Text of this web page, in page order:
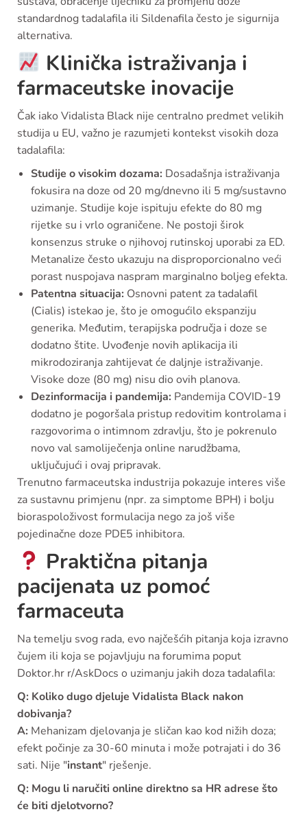
standardnog tadalafila ili Sildenafila često je sigurnija
alternativa.
Klinička istraživanja i
farmaceutske inovacije
Čak iako Vidalista Black nije centralno predmet velikih
studija u EU, važno je razumjeti kontekst visokih doza
tadalafila:
Studije o visokim dozama: Dosadašnja istraživanja
fokusira na doze od 20 mg/dnevno ili 5 mg/sustavno
uzimanje. Studije koje ispituju efekte do 80 mg
rijetke su i vrlo ograničene. Ne postoji širok
konsenzus struke o njihovoj rutinskoj uporabi za ED.
Metanalize često ukazuju na disproporcionalno veći
porast nuspojava naspram marginalno boljeg efekta.
Patentna situacija: Osnovni patent za tadalafil
(Cialis) istekao je, što je omogućilo ekspanziju
generika. Međutim, terapijska područja i doze se
dodatno štite. Uvođenje novih aplikacija ili
mikrodoziranja zahtijevat će daljnje istraživanje.
Visoke doze (80 mg) nisu dio ovih planova.
Dezinformacija i pandemija: Pandemija COVID-19
dodatno je pogoršala pristup redovitim kontrolama i
razgovorima o intimnom zdravlju, što je pokrenulo
novo val samoliječenja online narudžbama,
uključujući i ovaj pripravak.
Trenutno farmaceutska industrija pokazuje interes više
za sustavnu primjenu (npr. za simptome BPH) i bolju
bioraspoloživost formulacija nego za još više
pojedinačne doze PDE5 inhibitora.
Praktična pitanja
pacijenata uz pomoć
farmaceuta
Na temelju svog rada, evo najčešćih pitanja koja izravno
čujem ili koja se pojavljuju na forumima poput
Doktor.hr r/AskDocs o uzimanju jakih doza tadalafila:
Q: Koliko dugo djeluje Vidalista Black nakon
dobivanja?
A: Mehanizam djelovanja je sličan kao kod nižih doza;
efekt počinje za 30-60 minuta i može potrajati i do 36
sati. Nije "instant" rješenje.
Q: Mogu li naručiti online direktno sa HR adrese što
će biti djelotvorno?